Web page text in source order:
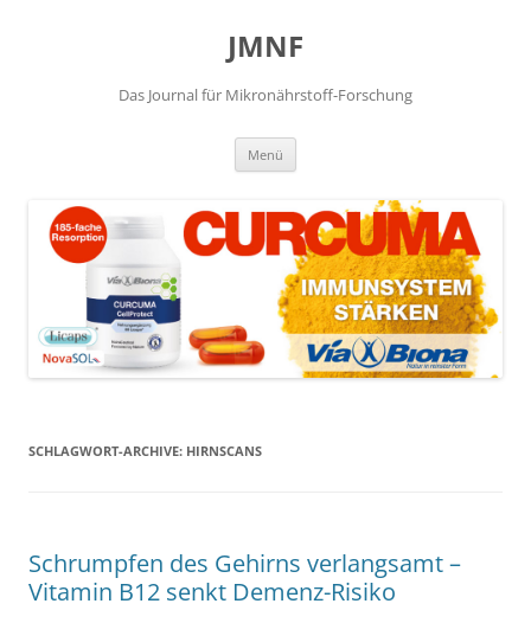
JMNF
Das Journal für Mikronährstoff-Forschung
Menü
SCHLAGWORT-ARCHIVE: HIRNSCANS
Schrumpfen des Gehirns verlangsamt –
Vitamin B12 senkt Demenz-Risiko